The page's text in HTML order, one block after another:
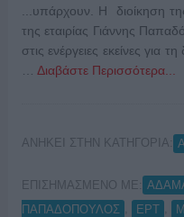
...υπάρχουν. Η διοίκηση
της εταιρίας Γιάννης
στις ενέργειες εκείνες για
Διαβάστε Περισσότερα...
ΑΝΗΚΕΙ ΣΤΗΝ ΚΑΤΗΓΟΡΙΑ:
ΕΠΙΣΗΜΑΣΜΕΝΟ ΜΕ:
ΠΑΠΑΔΟΠΟΥΛΟΣ
ΕΡΤ